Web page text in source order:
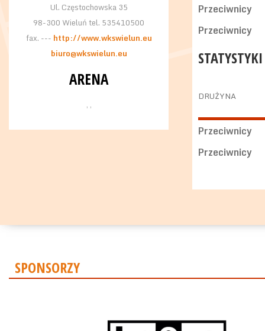
Ul. Częstochowska 35
98-300 Wieluń tel. 535410500
fax. --- http://www.wkswielun.eu
biuro@wkswielun.eu
ARENA
, ,
Przeciwnicy
Przeciwnicy
DRUŻYNA
Przeciwnicy
Przeciwnicy
SPONSORZY